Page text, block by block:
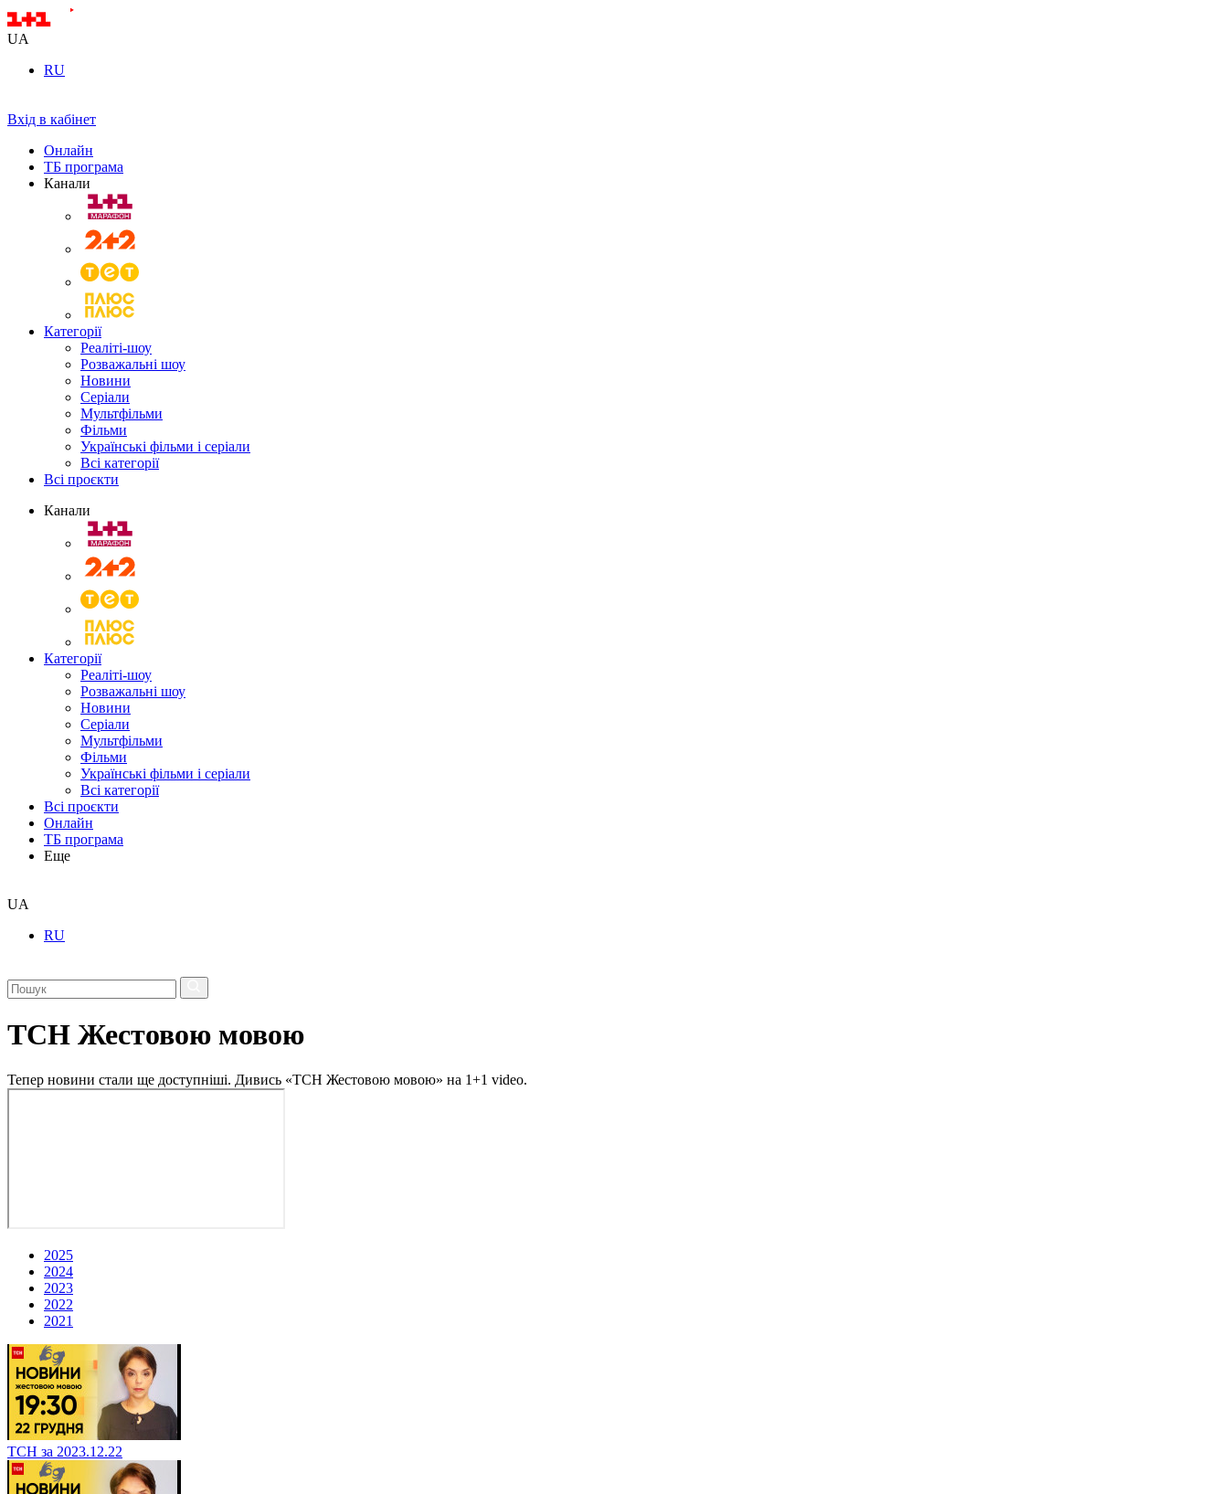
UA
RU
Вхід в кабінет
Онлайн
ТБ програма
Канали
Категорії
Реаліті-шоу
Розважальні шоу
Новини
Серіали
Мультфільми
Фільми
Українські фільми і серіали
Всі категорії
Всі проєкти
Канали
Категорії
Реаліті-шоу
Розважальні шоу
Новини
Серіали
Мультфільми
Фільми
Українські фільми і серіали
Всі категорії
Всі проєкти
Онлайн
ТБ програма
Еще
UA
RU
ТСН Жестовою мовою
Тепер новини стали ще доступніші. Дивись «ТСН Жестовою мовою» на 1+1 video.
2025
2024
2023
2022
2021
ТСН за 2023.12.22